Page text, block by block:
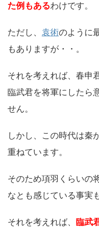
た例もあるわけです。
ただし、 袁術のように
もありますが・・。
それを考えれば、春申
臨武君を将軍にしたら
せん。
しかし、この時代は秦
重ねています。
そのため項羽くらいの
なとも感じている事実
それを考えれば、 臨武